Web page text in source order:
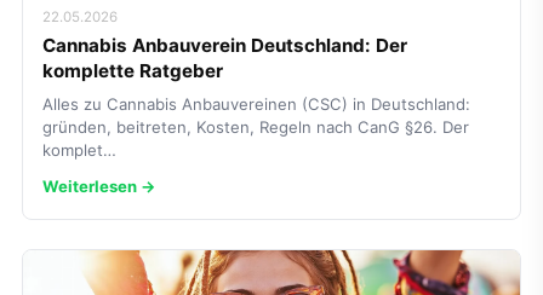
22.05.2026
Cannabis Anbauverein Deutschland: Der
komplette Ratgeber
Alles zu Cannabis Anbauvereinen (CSC) in Deutschland:
gründen, beitreten, Kosten, Regeln nach CanG §26. Der
komplet…
Weiterlesen →